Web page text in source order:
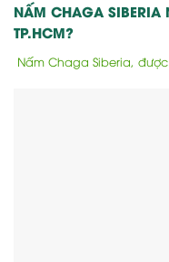
NẤM CHAGA SIBERIA
TP.HCM?
Nấm Chaga Siberia,